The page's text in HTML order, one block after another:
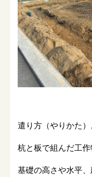
遣り方（やりかた）
杭と板で組んだ工作
基礎の高さや水平、